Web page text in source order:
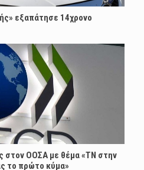
εξαπάτησε 14χρονο
στον ΟΟΣΑ με θέμα «ΤΝ στην
το πρώτο κύμα»